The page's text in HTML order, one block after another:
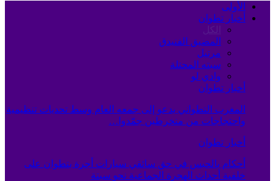
الأولى
أخبار تطوان
الكل
المضيق الفنيدق
مرتيل
سبته المحتلة
وادي لو
أخبار تطوان
المغرب التطواني يدعو إلى جمعه العام وسط تحديات تنظيمية
واحتجاجات من منخرطين جمّدوا…
أخبار تطوان
أحكام بالحبس في حق سائقي سيارات أجرة بتطوان على
خلفية أحداث الهجرة الجماعية نحو سبتة